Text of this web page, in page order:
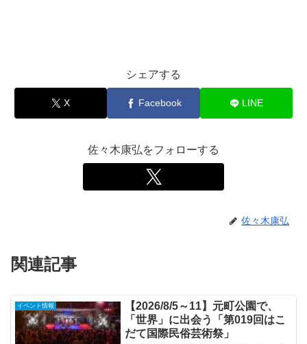
シェアする
X Facebook LINE
佐々木康弘をフォローする
佐々木康弘
関連記事
イベント情報
【2026/8/5～11】元町公園で、
「世界」に出会う「第019回はこ
だて国際民俗芸術祭」